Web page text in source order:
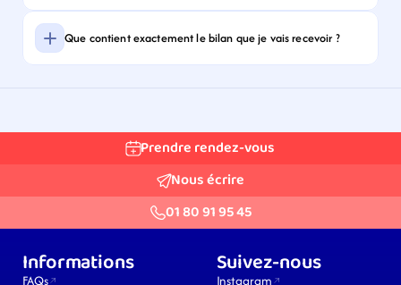
Que contient exactement le bilan que je vais recevoir ?
Prendre rendez-vous
Nous écrire
01 80 91 95 45
Informations
FAQs
Suivez-nous
Instagram